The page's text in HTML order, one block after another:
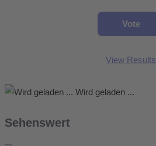
View Results
Wird geladen ...
Sehenswert